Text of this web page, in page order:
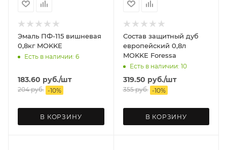
Эмаль ПФ-115 вишневая
0,8кг MOKKE
Есть в наличии: 6
183.60 руб./шт
204руб. -10%
В КОРЗИНУ
Состав защитный дуб
европейский 0,8л
MOKKE Foressa
Есть в наличии: 10
319.50 руб./шт
355руб. -10%
В КОРЗИНУ